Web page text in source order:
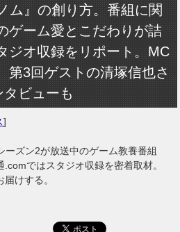
ム』の創り方。番組に関
ゲーム愛とこだわりが詰
ジオ収録をリポート。MC
第3回ゲストの清塚信也さ
ビューも
]
ーズン2が放送中のゲーム教養番組
.comではスタジオ収録を密着取材。
けする。